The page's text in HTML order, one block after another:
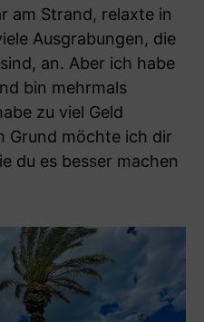
am Strand, relaxte in
Ausgrabungen, die
an. Aber ich habe
bin mehrmals
zu viel Geld
Grund möchte ich dir
du es besser machen